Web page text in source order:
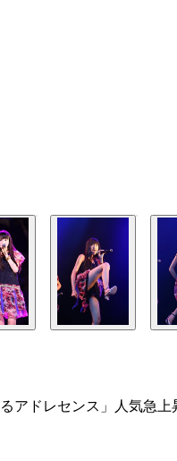
ドレセンス」人気急